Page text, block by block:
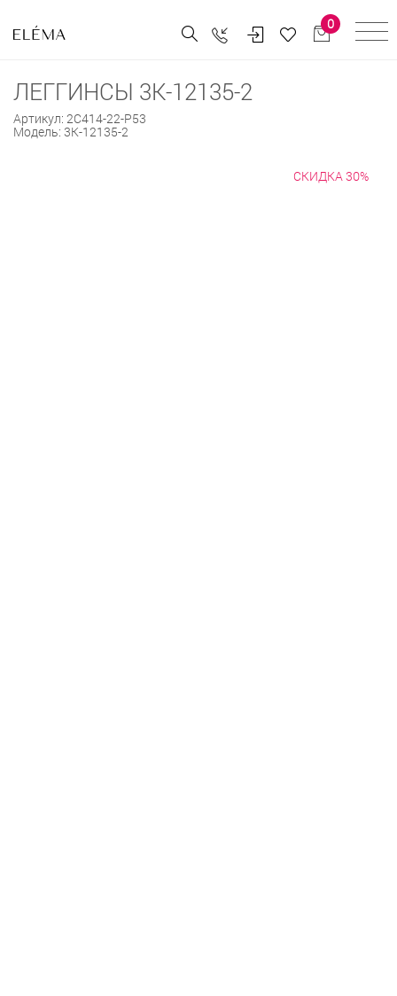
0
ЛЕГГИНСЫ 3К-12135-2
Артикул: 2С414-22-Р53
Модель: 3К-12135-2
СКИДКА 30%